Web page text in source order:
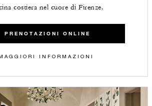
costiera nel cuore di Firenze.
PRENOTAZIONI ONLINE
INFORMAZIONI